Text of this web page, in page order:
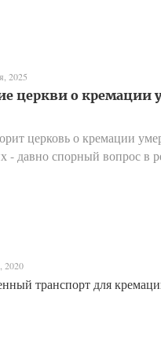
2025
церкви о кремации
церковь о кремации
- давно спорный вопрос в
2020
транспорт для